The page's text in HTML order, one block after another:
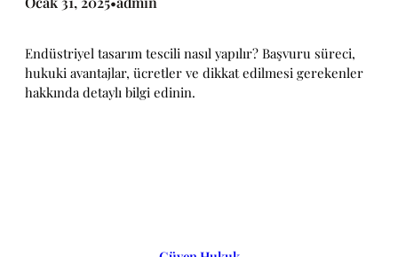
Endüstriyel tasarım tescili nasıl yapılır? Başvuru süreci,
hukuki avantajlar, ücretler ve dikkat edilmesi gerekenler
hakkında detaylı bilgi edinin.